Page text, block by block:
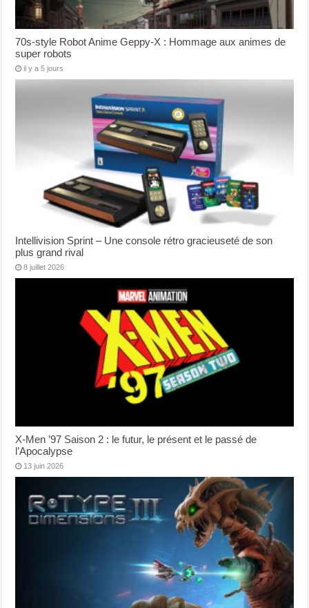
70s-style Robot Anime Geppy-X : Hommage aux animes de
super robots
il y a 5 jours
Intellivision Sprint – Une console rétro gracieuseté de son
plus grand rival
8 juillet 2026
X-Men ’97 Saison 2 : le futur, le présent et le passé de
l’Apocalypse
13 juin 2026